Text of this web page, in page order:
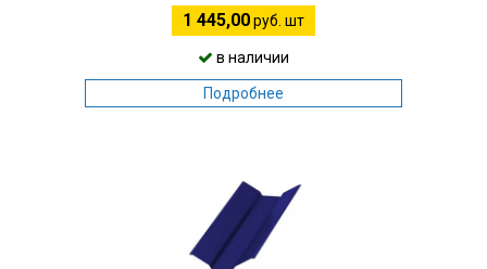
1 445,00руб. шт
в наличии
Подробнее